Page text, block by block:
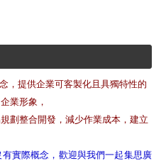
，提供企業可客製化且具獨特性的
業形象，
劃整合開發，減少作業成本，建立
實際概念，歡迎與我們一起集思廣